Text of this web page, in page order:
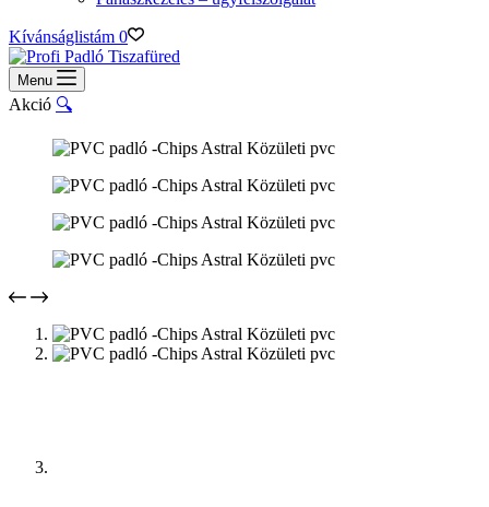
Kívánságlistám 0
Menu
Akció 🔍